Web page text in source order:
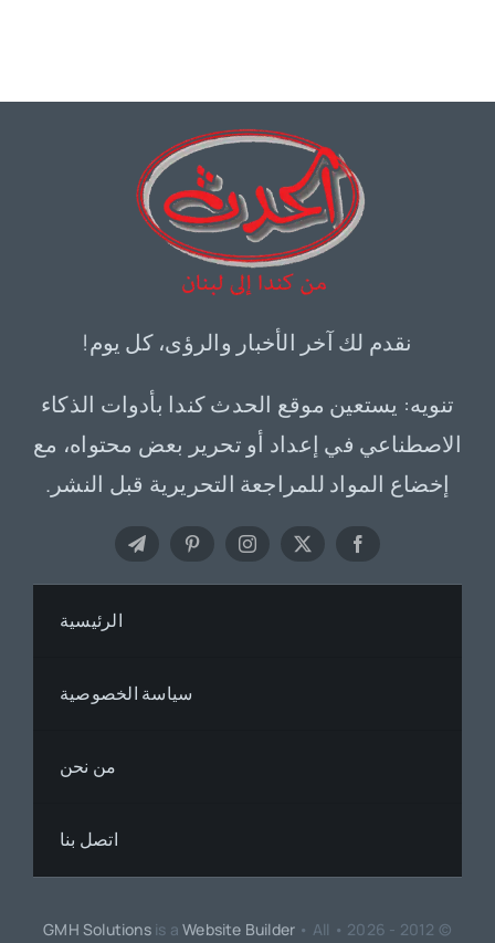
نقدم لك آخر الأخبار والرؤى، كل يوم!
تنويه: يستعين موقع الحدث كندا بأدوات الذكاء
الاصطناعي في إعداد أو تحرير بعض محتواه، مع
إخضاع المواد للمراجعة التحريرية قبل النشر.
الرئيسية
سياسة الخصوصية
من نحن
اتصل بنا
© 2012 - 2026 •
GMH Solutionsis aWebsite Builder • All